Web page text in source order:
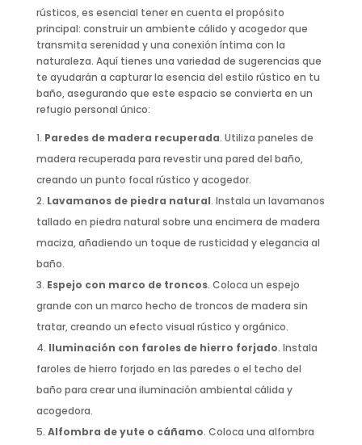
rústicos, es esencial tener en cuenta el propósito
principal: construir un ambiente cálido y acogedor que
transmita serenidad y una conexión íntima con la
naturaleza. Aquí tienes una variedad de sugerencias que
te ayudarán a capturar la esencia del estilo rústico en tu
baño, asegurando que este espacio se convierta en un
refugio personal único:
Paredes de madera recuperada. Utiliza paneles de
madera recuperada para revestir una pared del baño,
creando un punto focal rústico y acogedor.
Lavamanos de piedra natural. Instala un lavamanos
tallado en piedra natural sobre una encimera de madera
maciza, añadiendo un toque de rusticidad y elegancia al
baño.
Espejo con marco de troncos. Coloca un espejo
grande con un marco hecho de troncos de madera sin
tratar, creando un efecto visual rústico y orgánico.
Iluminación con faroles de hierro forjado. Instala
faroles de hierro forjado en las paredes o el techo del
baño para crear una iluminación ambiental cálida y
acogedora.
Alfombra de yute o cáñamo. Coloca una alfombra